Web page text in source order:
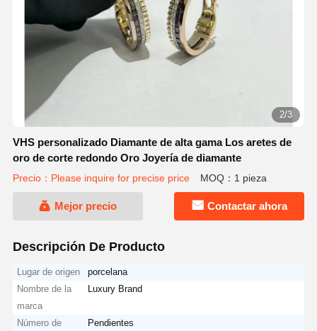
2/3
VHS personalizado Diamante de alta gama Los aretes de
oro de corte redondo Oro Joyería de diamante
Precio：Please inquire for precise price MOQ：1 pieza
Mejor precio Contactar ahora
Descripción De Producto
Lugar de origen
porcelana
Nombre de la
marca
Luxury Brand
Número de
Pendientes